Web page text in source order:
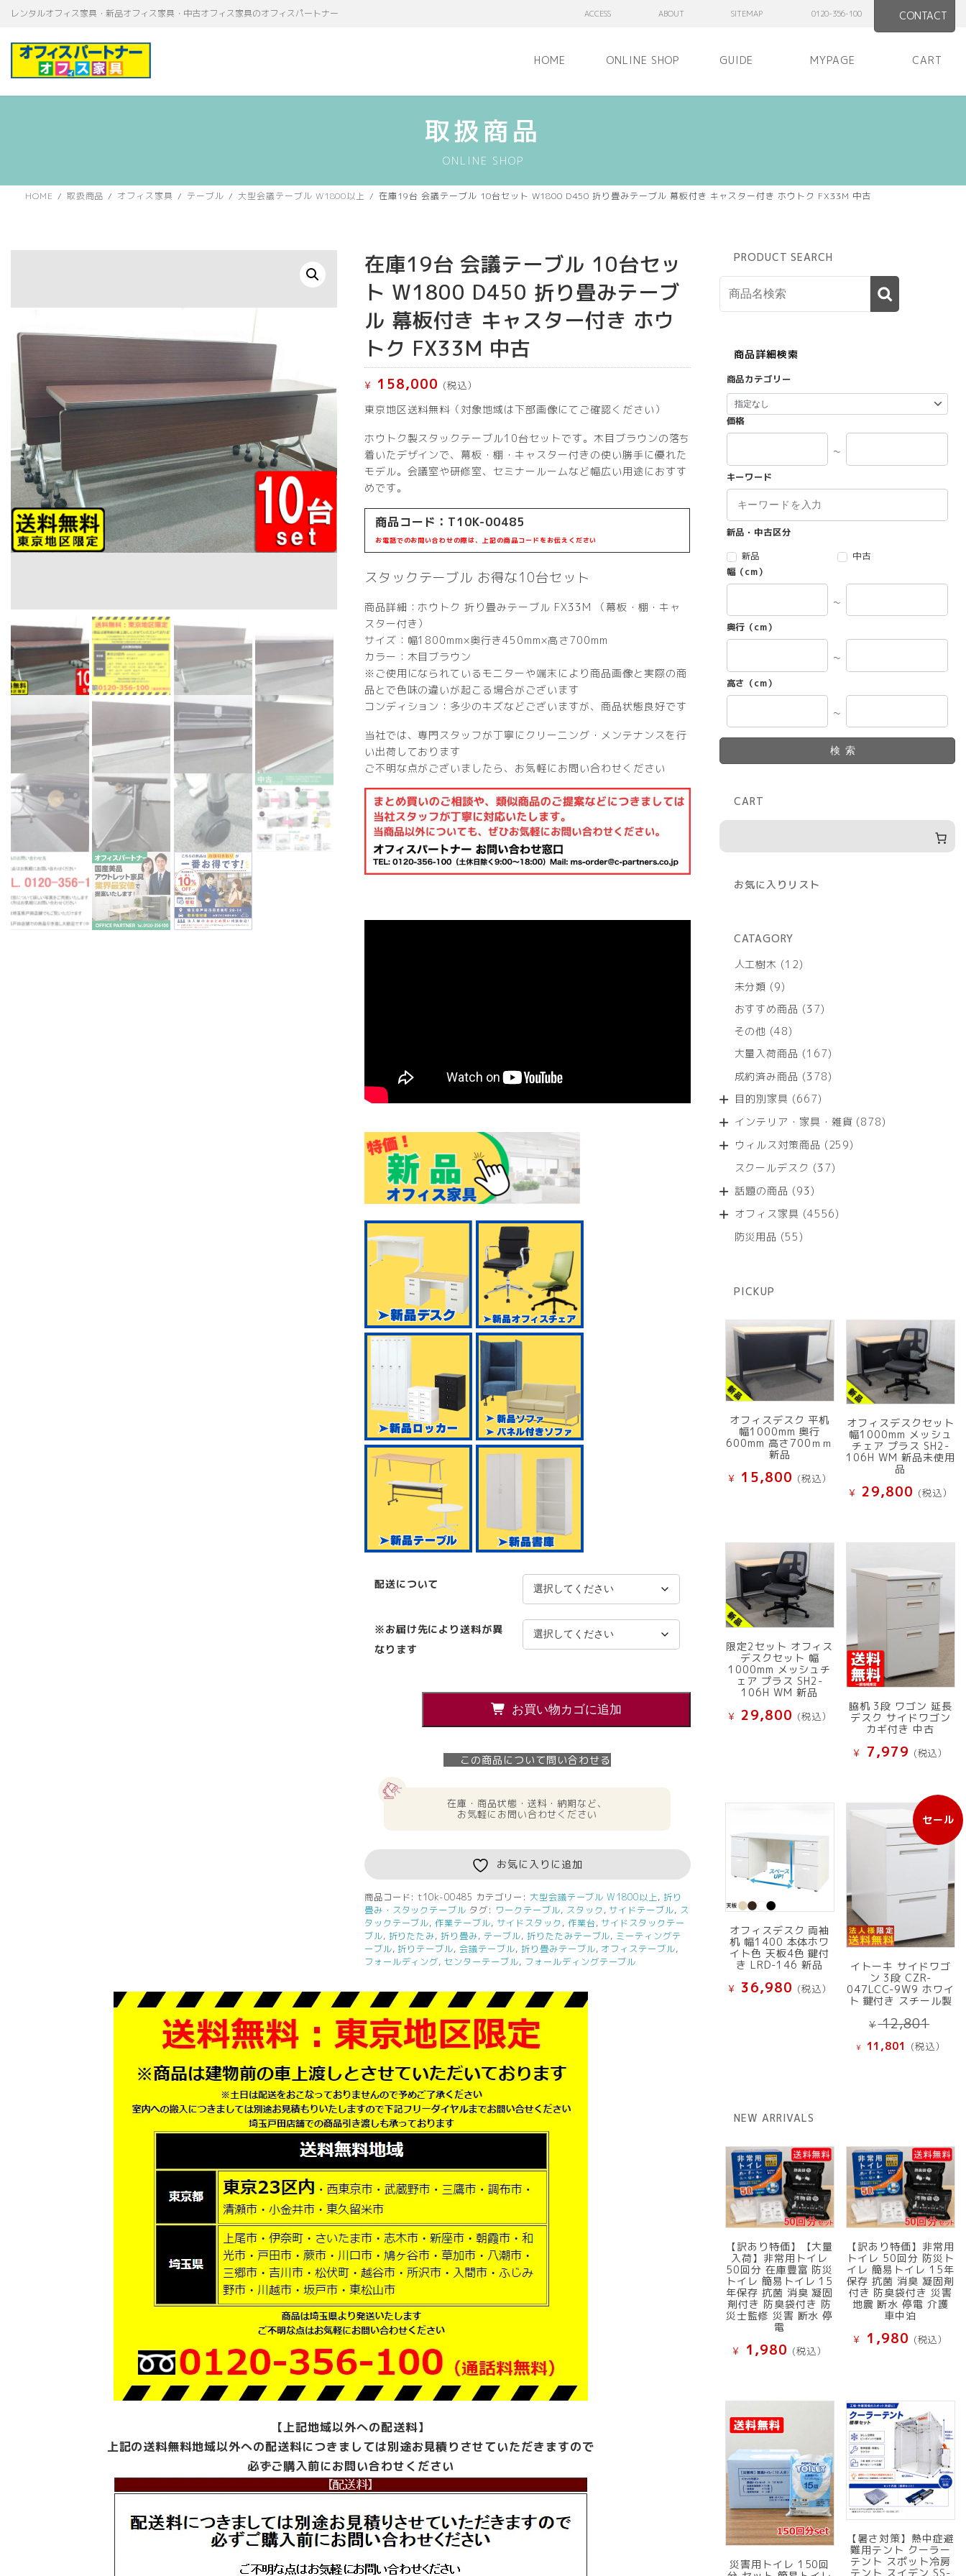
テ
ゲ
レンタルオフィス家具・新品オフィス家具・中古オフィス家具のオフィスパートナー ACCESS ABOUT SITEMAP 0120-356-100 CONTACT
HOME ONLINE SHOP GUIDE MYPAGE CART
取扱商品
ONLINE SHOP
HOME 取扱商品 オフィス家具 テーブル 大型会議テーブル W1800以上 在庫19台 会議テーブル 10台セット W1800 D450 折り畳みテーブル 幕板付き キャスター付き ホウトク FX33M 中古
在庫19台 会議テーブル 10台セッ
ト W1800 D450 折り畳みテーブ
ル 幕板付き キャスター付き ホウ
トク FX33M 中古
¥ 158,000 (税込）
東京地区送料無料（対象地域は下部画像にてご確認ください）
ホウトク製スタックテーブル10台セットです。木目ブラウンの落ち
着いたデザインで、幕板・棚・キャスター付きの使い勝手に優れた
モデル。会議室や研修室、セミナールームなど幅広い用途におすす
めです。
商品コード：T10K-00485
お電話でのお問い合わせの際は、上記の商品コードをお伝えください
スタックテーブル お得な10台セット
商品詳細：ホウトク 折り畳みテーブル FX33M （幕板・棚・キャ
スター付き）
サイズ：幅1800mm×奥行き450mm×高さ700mm
カラー：木目ブラウン
※ご使用になられているモニターや端末により商品画像と実際の商
品とで色味の違いが起こる場合がございます
コンディション：多少のキズなどございますが、商品状態良好です
当社では、専門スタッフが丁寧にクリーニング・メンテナンスを行
い出荷しております
ご不明な点がございましたら、お気軽にお問い合わせください
配送について
※お届け先により送料が異
なります
ル
10
台
セ
ッ
ト
W1800
D450
り
み
テ
ー
ブ
ル
幕
板
付
キ
ャ
ス
タ
ー
付
き
ホ
ウ
ト
FX33M
古
お買い物カゴに追加
この商品について問い合わせる
在庫・商品状態・送料・納期など、
お気軽にお問い合わせください
お気に入りに追加
商品コード:t10k-00485 カテゴリー: 大型会議テーブル W1800以上, 折り
畳み・スタックテーブル タグ: ワークテーブル, スタック , サイドテーブル, ス
タックテーブル,作業テーブル, サイドスタック , 作業台, サイドスタックテー
ブル, 折りたたみ, 折り畳み, テーブル, 折りたたみテーブル, ミーティングテ
ーブル, 折りテーブル,会議テーブル, 折り畳みテーブル, オフィステーブル,
フォールディング,センターテーブル, フォールディングテーブル
【上記地域以外への配送料】
上記の送料無料地域以外への配送料につきましては別途お見積りさせていただきますので
必ずご購入前にお問い合わせください
PRODUCT SEARCH
商品詳細検索
商品カテゴリー
価格
～
キーワード
新品・中古区分
新品
中古
幅（cm）
～
奥行（cm）
～
高さ（cm）
～
検索
CART
お気に入りリスト
CATAGORY
人工樹木
1212
商
未分類 99
の
商
おすすめ商品 3737
商
その他 4848
の
商
大量入荷商品 167167
の
成約済み商品 378378
商
目的別家具 667667
の
商
インテリア・家具・雑貨 878878
ウィルス対策商品 259259
スクールデスク 3737
商
話題の商品 9393
の
オフィス家具 45564556
防災用品 5555
PICKUP
オフィスデスク 平机
幅1000mm 奥行
600mm 高さ700ｍｍ
新品
¥ 15,800 (税込）
オフィスデスクセット
幅1000mm メッシュ
チェア プラス SH2-
106H WM 新品未使用
品
¥ 29,800 (税込）
限定2セット オフィス
デスクセット 幅
1000mm メッシュチ
ェア プラス SH2-
106H WM 新品
¥ 29,800 (税込）
脇机 3段 ワゴン 延長
デスク サイドワゴン
カギ付き 中古
¥ 7,979 (税込）
オフィスデスク 両袖
机 幅1400 本体ホワ
イト色 天板4色 鍵付
き LRD-146 新品
¥ 36,980 (税込）
セール
販
売
中
品
イトーキ サイドワゴ
ン 3段 CZR-
047LCC-9W9 ホワイ
ト 鍵付き スチール製
¥12,801
の
価
た。
¥ 11,801 現
で
す。
(税込）
NEW ARRIVALS
【訳あり特価】【大量
入荷】非常用トイレ
50回分 在庫豊富 防災
トイレ 簡易トイレ 15
年保存 抗菌 消臭 凝固
剤付き 防臭袋付き 防
災士監修 災害 断水 停
電
¥ 1,980 (税込）
【訳あり特価】非常用
トイレ 50回分 防災ト
イレ 簡易トイレ 15年
保存 抗菌 消臭 凝固剤
付き 防臭袋付き 災害
地震 断水 停電 介護
車中泊
¥ 1,980 (税込）
災害用トイレ 150回
【暑さ対策】熱中症避
難用テント クーラー
テント スポット冷房
テント スイデン SS-